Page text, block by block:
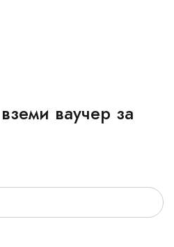
ваучер за